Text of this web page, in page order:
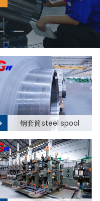
钢套筒steel spool